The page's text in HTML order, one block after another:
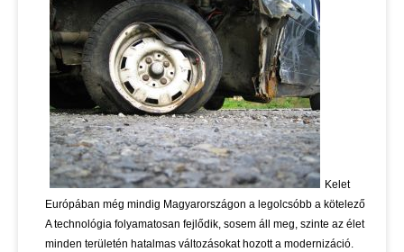
Kelet
Európában még mindig Magyarországon a legolcsóbb a kötelező
A technológia folyamatosan fejlődik, sosem áll meg, szinte az élet
minden területén hatalmas változásokat hozott a modernizáció.